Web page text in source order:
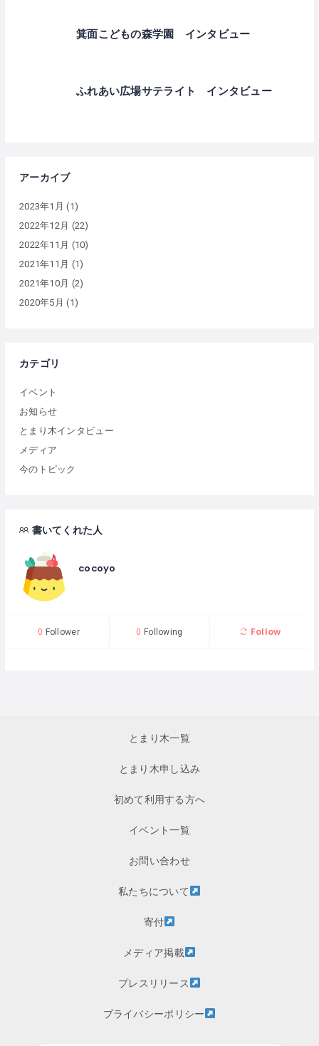
箕面こどもの森学園 インタビュー
ふれあい広場サテライト インタビュー
アーカイブ
2023年1月 (1)
2022年12月 (22)
2022年11月 (10)
2021年11月 (1)
2021年10月 (2)
2020年5月 (1)
カテゴリ
イベント
お知らせ
とまり木インタビュー
メディア
今のトピック
書いてくれた人
cocoyo
0 Follower 0 Following Follow
とまり木一覧
とまり木申し込み
初めて利用する方へ
イベント一覧
お問い合わせ
私たちについて
寄付
メディア掲載
プレスリリース
プライバシーポリシー